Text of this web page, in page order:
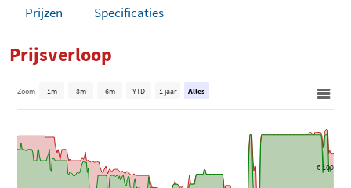
Prijzen Specificaties
Prijsverloop
€ 100
Zoom 1m 3m 6m YTD 1 jaar Alles